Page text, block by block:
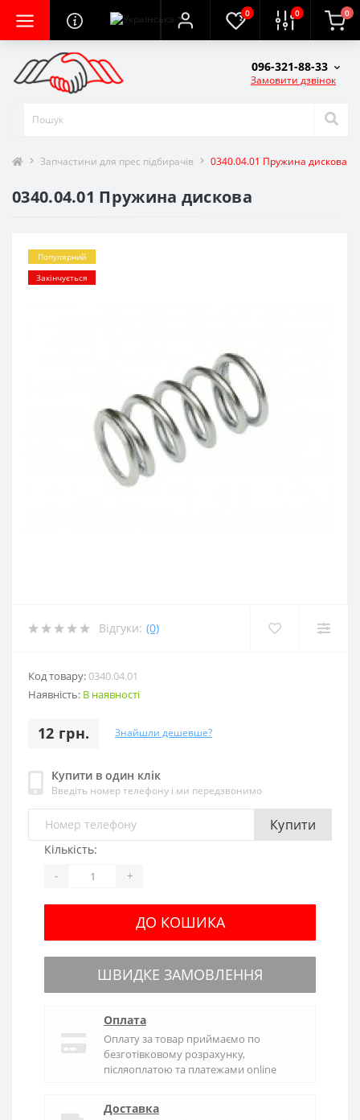
0 0 0
096-321-88-33
Замовити дзвінок
Запчастини для прес підбирачів 0340.04.01 Пружина дискова
0340.04.01 Пружина дискова
Популярний
Закінчується
Відгуки: (0)
Код товару:0340.04.01
Наявність: В наявності
12 грн. Знайшли дешевше?
Купити в один клік
Введіть номер телефону і ми передзвонимо
Купити
Кількість:
- +
ДО КОШИКА
ШВИДКЕ ЗАМОВЛЕННЯ
Оплата
Оплату за товар приймаємо по
безготівковому розрахунку,
післяоплатою та платежами online
Доставка